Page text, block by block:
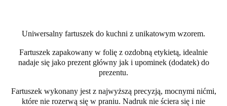
Uniwersalny fartuszek do kuchni z unikatowym wzorem.
Fartuszek zapakowany w folię z ozdobną etykietą, idealnie
nadaje się jako prezent główny jak i upominek (dodatek) do
prezentu.
Fartuszek wykonany jest z najwyższą precyzją, mocnymi nićmi,
które nie rozerwą się w praniu. Nadruk nie ściera się i nie